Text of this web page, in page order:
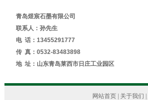
青岛煜宸石墨有限公司
联系人：孙先生
电 话：13455291777
传 真：0532-83483898
地 址：山东青岛莱西市日庄工业园区
网站首页 关于我们